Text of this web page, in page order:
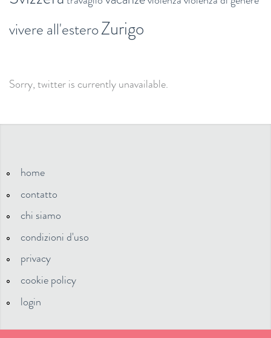
vivere all'esteroZurigo
Sorry, twitter is currently unavailable.
home
contatto
chi siamo
condizioni d'uso
privacy
cookie policy
login